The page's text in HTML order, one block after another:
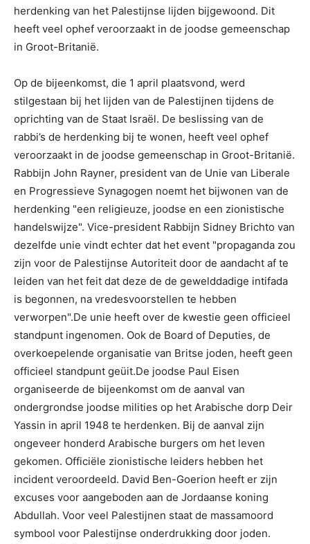
herdenking van het Palestijnse lijden bijgewoond. Dit
heeft veel ophef veroorzaakt in de joodse gemeenschap
in Groot-Britanië.
Op de bijeenkomst, die 1 april plaatsvond, werd
stilgestaan bij het lijden van de Palestijnen tijdens de
oprichting van de Staat Israël. De beslissing van de
rabbi’s de herdenking bij te wonen, heeft veel ophef
veroorzaakt in de joodse gemeenschap in Groot-Britanië.
Rabbijn John Rayner, president van de Unie van Liberale
en Progressieve Synagogen noemt het bijwonen van de
herdenking "een religieuze, joodse en een zionistische
handelswijze". Vice-president Rabbijn Sidney Brichto van
dezelfde unie vindt echter dat het event "propaganda zou
zijn voor de Palestijnse Autoriteit door de aandacht af te
leiden van het feit dat deze de de gewelddadige intifada
is begonnen, na vredesvoorstellen te hebben
verworpen".De unie heeft over de kwestie geen officieel
standpunt ingenomen. Ook de Board of Deputies, de
overkoepelende organisatie van Britse joden, heeft geen
officieel standpunt geüit.De joodse Paul Eisen
organiseerde de bijeenkomst om de aanval van
ondergrondse joodse milities op het Arabische dorp Deir
Yassin in april 1948 te herdenken. Bij de aanval zijn
ongeveer honderd Arabische burgers om het leven
gekomen. Officiële zionistische leiders hebben het
incident veroordeeld. David Ben-Goerion heeft er zijn
excuses voor aangeboden aan de Jordaanse koning
Abdullah. Voor veel Palestijnen staat de massamoord
symbool voor Palestijnse onderdrukking door joden.